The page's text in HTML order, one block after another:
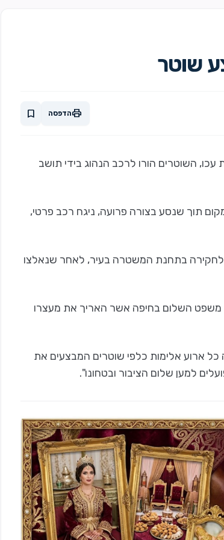
שוטר
printהדפסה bookmark
השוטרים הורו לרכב הנהוג בידי תושב
תוך שנסע בצורה פרועה, ניגח רכב פרטי,
בתחנת המשטרה בעיר, לאחר שנאלצו
השלום בחיפה אשר האריך את מעצרו
ארוע אלימות כלפי שוטרים המבצעים את
למען שלום הציבור ובטחונו".